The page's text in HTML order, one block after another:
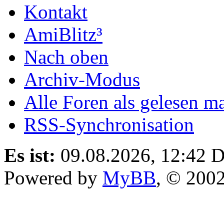
Kontakt
AmiBlitz³
Nach oben
Archiv-Modus
Alle Foren als gelesen
RSS-Synchronisation
Es ist: 09.08.2026, 12:42
Powered by MyBB, ©